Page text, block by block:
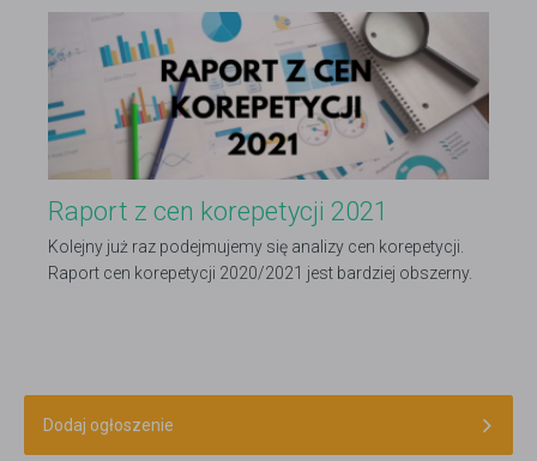
Raport z cen korepetycji 2021
Kolejny już raz podejmujemy się analizy cen korepetycji.
Raport cen korepetycji 2020/2021 jest bardziej obszerny.
Dodaj ogłoszenie